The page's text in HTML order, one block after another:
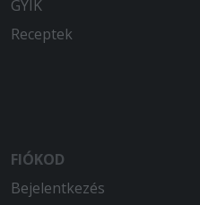
GYIK
Receptek
FIÓKOD
Bejelentkezés